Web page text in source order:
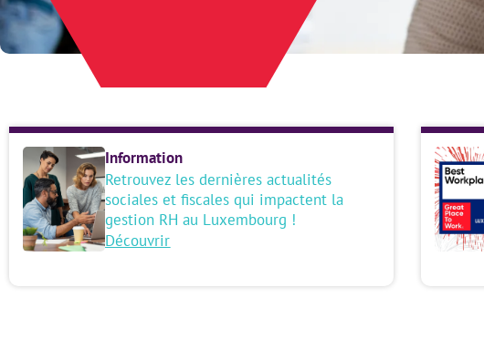
Information
Retrouvez les dernières actualités
sociales et fiscales qui impactent la
gestion RH au Luxembourg !
Découvrir